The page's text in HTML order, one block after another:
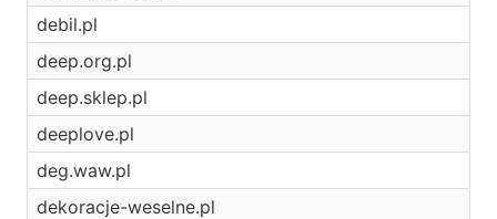
debil.pl
deep.org.pl
deep.sklep.pl
deeplove.pl
deg.waw.pl
dekoracje-weselne.pl